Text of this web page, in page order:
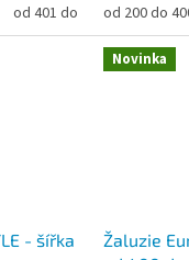
od 401 do 500 mm, od
od 200 do
- šířka
Novinka
Žaluzie